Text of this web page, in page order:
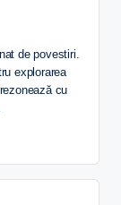
de povestiri.
explorarea
cu